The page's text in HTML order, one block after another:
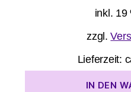
inkl. 19
zzgl.
Lieferzeit:
IN DEN